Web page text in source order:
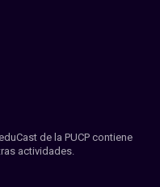
de la PUCP contiene
actividades.